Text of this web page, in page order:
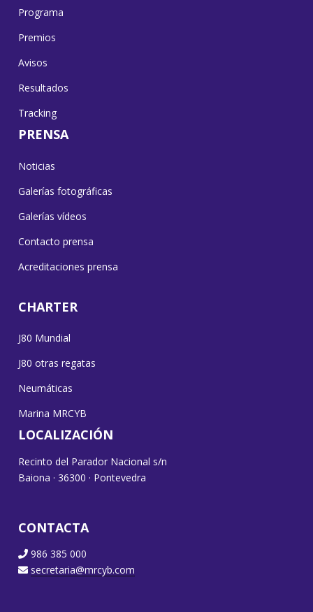
Programa
Premios
Avisos
Resultados
Tracking
PRENSA
Noticias
Galerías fotográficas
Galerías vídeos
Contacto prensa
Acreditaciones prensa
CHARTER
J80 Mundial
J80 otras regatas
Neumáticas
Marina MRCYB
LOCALIZACIÓN
Recinto del Parador Nacional s/n
Baiona · 36300 · Pontevedra
CONTACTA
986 385 000
secretaria@mrcyb.com